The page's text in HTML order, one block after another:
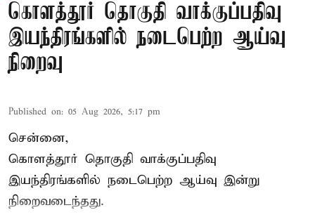
கொளத்தூர் தொகுதி வாக்குப்பதிவு
இயந்திரங்களில் நடைபெற்ற ஆய்வு
நிறைவு
Published on: 05 Aug 2026, 5:17 pm
சென்னை,
கொளத்தூர் தொகுதி வாக்குப்பதிவு
இயந்திரங்களில் நடைபெற்ற ஆய்வு இன்று
நிறைவடைந்தது.